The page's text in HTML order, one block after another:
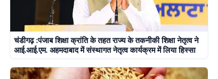
चंडीगढ़ :पंजाब शिक्षा क्रांति के तहत राज्य के तकनीकी शिक्षा नेतृत्व ने
आई.आई.एम. अहमदाबाद में संस्थागत नेतृत्व कार्यक्रम में लिया हिस्सा